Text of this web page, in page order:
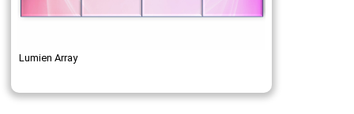
Lumien Array